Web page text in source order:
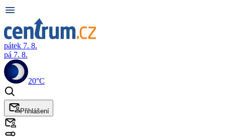
pátek 7. 8.
pá 7. 8.
20°C
Přihlášení